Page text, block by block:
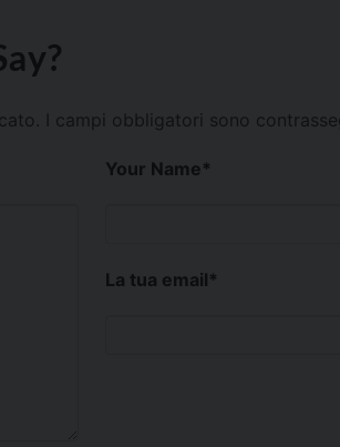
I campi obbligatori sono
Your Name*
La tua email*